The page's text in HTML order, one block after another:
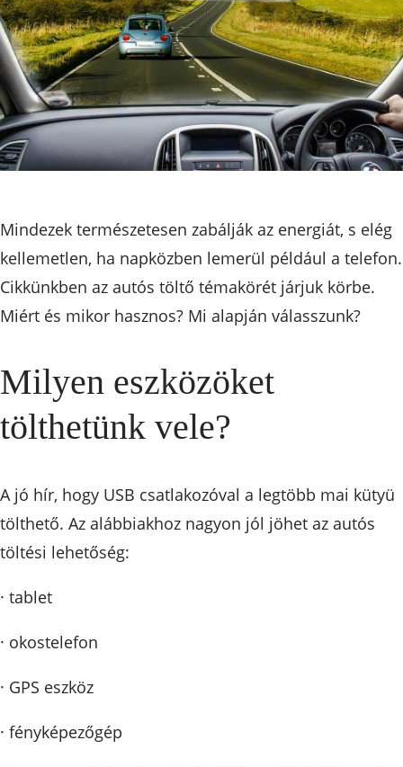
Mindezek természetesen zabálják az energiát, s elég
kellemetlen, ha napközben lemerül például a telefon.
Cikkünkben az autós töltő témakörét járjuk körbe.
Miért és mikor hasznos? Mi alapján válasszunk?
Milyen eszközöket
tölthetünk vele?
A jó hír, hogy USB csatlakozóval a legtöbb mai kütyü
tölthető. Az alábbiakhoz nagyon jól jöhet az autós
töltési lehetőség:
· tablet
· okostelefon
· GPS eszköz
· fényképezőgép